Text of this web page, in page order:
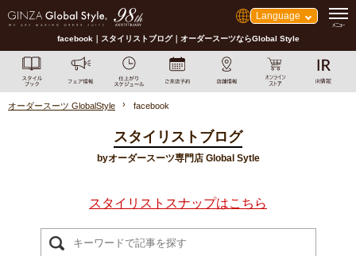
Language
facebook｜スタイリストブログ｜オーダースーツならGlobal Style
オーダースーツ GlobalStyle facebook
スタイリストブログ
byオーダースーツ専門店 Global Sytle
スタイリストスナップはこちら